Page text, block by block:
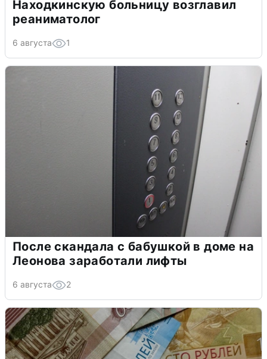
Находкинскую больницу возглавил
реаниматолог
6 августа 1
После скандала с бабушкой в доме на
Леонова заработали лифты
6 августа 2